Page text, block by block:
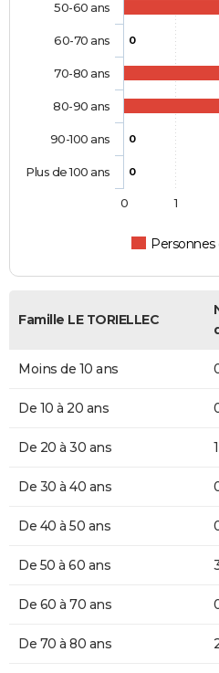
0
0
0
50-60 ans
60-70 ans
70-80 ans
80-90 ans
90-100 ans
Plus de 100 ans
0 1
Famille LE TORIELLEC
Moins de 10 ans
De 10 à 20 ans
De 20 à 30 ans 1
De 30 à 40 ans
De 40 à 50 ans
De 50 à 60 ans
De 60 à 70 ans
De 70 à 80 ans